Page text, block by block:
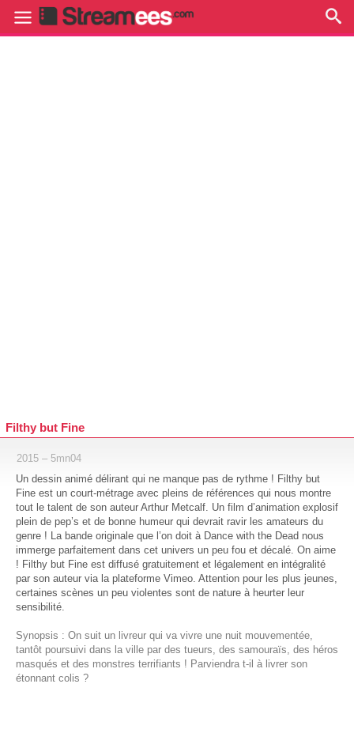
Filthy but Fine
2015 – 5mn04
Un dessin animé délirant qui ne manque pas de rythme ! Filthy but
Fine est un court-métrage avec pleins de références qui nous montre
tout le talent de son auteur Arthur Metcalf. Un film d’animation explosif
plein de pep’s et de bonne humeur qui devrait ravir les amateurs du
genre ! La bande originale que l’on doit à Dance with the Dead nous
immerge parfaitement dans cet univers un peu fou et décalé. On aime
! Filthy but Fine est diffusé gratuitement et légalement en intégralité
par son auteur via la plateforme Vimeo. Attention pour les plus jeunes,
certaines scènes un peu violentes sont de nature à heurter leur
sensibilité.
Synopsis : On suit un livreur qui va vivre une nuit mouvementée,
tantôt poursuivi dans la ville par des tueurs, des samouraïs, des héros
masqués et des monstres terrifiants ! Parviendra t-il à livrer son
étonnant colis ?